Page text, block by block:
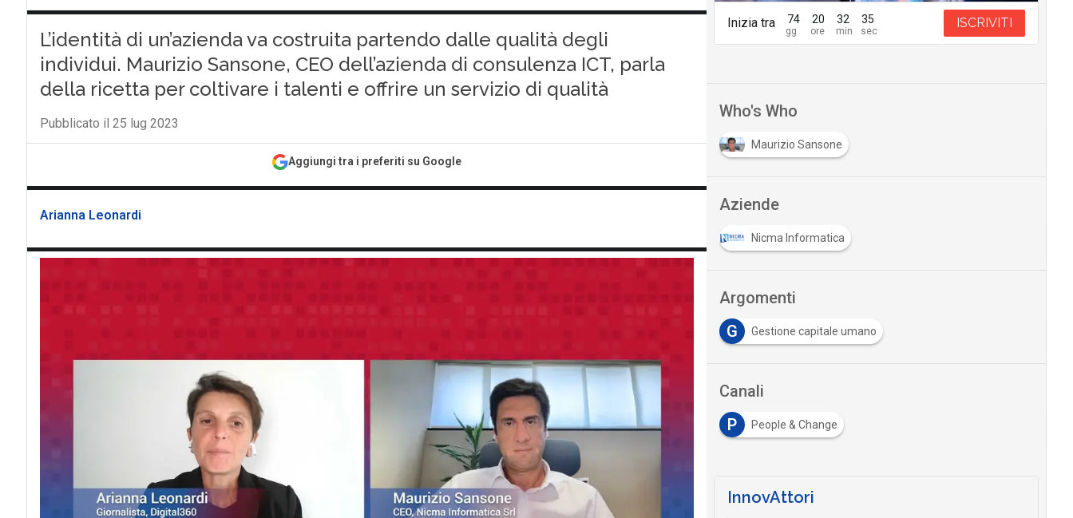
L’identità di un’azienda va costruita partendo dalle qualità degli
individui. Maurizio Sansone, CEO dell’azienda di consulenza ICT, parla
della ricetta per coltivare i talenti e offrire un servizio di qualità
Pubblicato il 25 lug 2023
Aggiungi tra i preferiti su Google
Arianna Leonardi
Inizia tra 74 20 32 34 ISCRIVITI
Who's Who
Maurizio Sansone
Aziende
Nicma Informatica
Argomenti
G
Gestione capitale umano
Canali
P
People & Change
InnovAttori